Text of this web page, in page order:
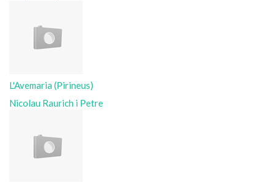
L'Avemaria (Pirineus)
Nicolau Raurich i Petre